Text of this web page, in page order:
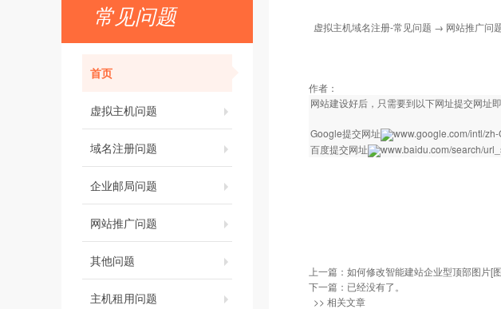
常见问题
首页
虚拟主机问题
域名注册问题
企业邮局问题
网站推广问题
其他问题
主机租用问题
虚拟主机域名注册-常见问题 → 网站推广问
作者：
网站建设好后，只需要到以下网址提交网址
Google提交网址 www.google.com/intl/zh-
百度提交网址
www.baidu.com/search/
上一篇： 如何修改智能建站企业型顶部图片[
下一篇：已经没有了。
>> 相关文章